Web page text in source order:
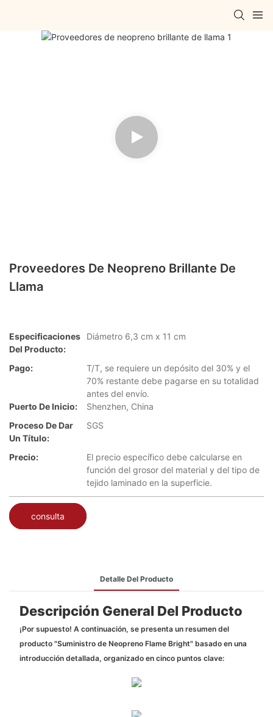
Proveedores De Neopreno Brillante De
Llama
Especificaciones
Del Producto:
Diámetro 6,3 cm x 11 cm
Pago:
T/T, se requiere un depósito del 30% y el
70% restante debe pagarse en su totalidad
antes del envío.
Puerto De Inicio:
Shenzhen, China
Proceso De Dar
Un Título:
SGS
Precio:
El precio específico debe calcularse en
función del grosor del material y del tipo de
tejido laminado en la superficie.
consulta
Detalle Del Producto
Descripción General Del Producto
¡Por supuesto! A continuación, se presenta un resumen del
producto "Suministro de Neopreno Flame Bright" basado en una
introducción detallada, organizado en cinco puntos clave: